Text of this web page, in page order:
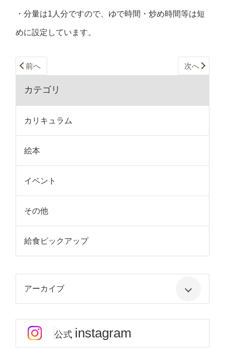
・分量は1人分ですので、ゆで時間・炒め時間等は短
めに設定しています。
前へ 次へ
カテゴリ
カリキュラム
絵本
イベント
その他
給食ピックアップ
アーカイブ
公式 instagram